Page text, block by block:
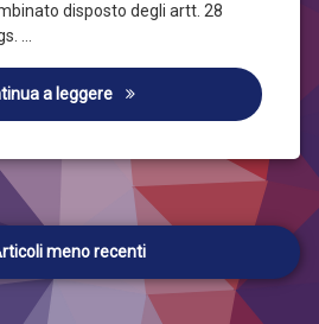
disposto degli artt. 28
…
a leggere VALUTAZIONE DEI
meno recenti